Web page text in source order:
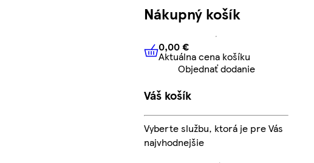
Nákupný košík
0,00 € Aktuálna cena košíku
0,00 €
Aktuálna cena košíku
Objednať dodanie
Váš košík
Vyberte službu, ktorá je pre Vás
najvhodnejšie